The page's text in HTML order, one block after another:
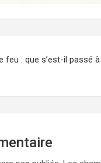
feu : que s’est-il passé à